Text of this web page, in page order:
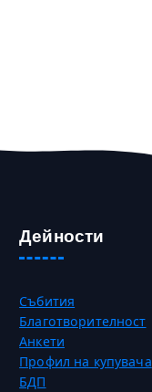
Дейности
Събития
Благотворителност
Анкети
Профил на купувача
БДП